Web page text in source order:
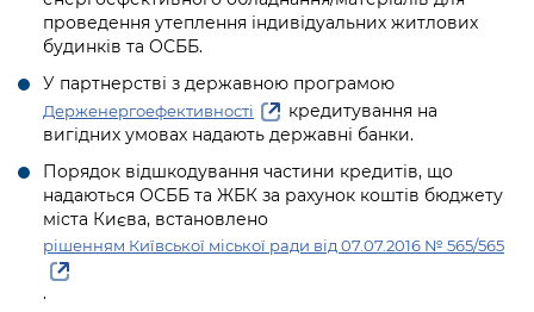
Регуляторна діяльність
Промисловість і наука Києва
Підприємства, установи, організації
Kyiv International Relations
Річні звіти
Гендерна політика
Ритуальні послуги
Іноземцям / For foreigners
Пам'ятки культурної спадщини
Портал Захисників та Захисниць
Безбар'єрність
Портал послуг
Рада з питань внутрішньо переміщених
осіб при Київській міській військовій
адміністрації
«Ініціатива «Партнерство «Відкритий
Уряд» – місцевий рівень»
Важливе під час воєнного стану
Звіти про опрацювання запитів на
Інформація для споживачів
Про відкриті дані
Портал даних Києва
Публічні дашборди
Контакти для медіа / Contacts for mass
media
проведення утеплення індивідуальних житлових
будинків та ОСББ.
У партнерстві з державною програмою
Держенергоефективності
кредитування на
вигідних умовах надають державні банки.
Порядок відшкодування частини кредитів, що
надаються ОСББ та ЖБК за рахунок коштів бюджету
міста Києва, встановлено
рішенням Київської міської ради від 07.07.2016 № 565/565
.